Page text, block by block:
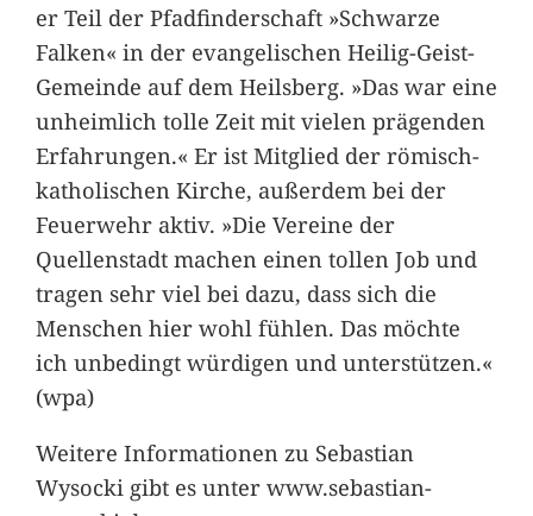
er Teil der Pfadfinderschaft »Schwarze
Falken« in der evangelischen Heilig-Geist-
Gemeinde auf dem Heilsberg. »Das war eine
unheimlich tolle Zeit mit vielen prägenden
Erfahrungen.« Er ist Mitglied der römisch-
katholischen Kirche, außerdem bei der
Feuerwehr aktiv. »Die Vereine der
Quellenstadt machen einen tollen Job und
tragen sehr viel bei dazu, dass sich die
Menschen hier wohl fühlen. Das möchte
ich unbedingt würdigen und unterstützen.«
(wpa)
Weitere Informationen zu Sebastian
Wysocki gibt es unter www.sebastian-